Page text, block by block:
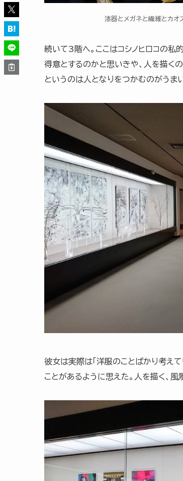
漆器とメガネと繊維とカオ
続いて3階へ。ここはコシノヒロコの私
得意とするのかと思いきや、人を描く
というのは人となりをつかむのがうま
彼女は実際は「洋服のことばかり考え
ことがあるように思えた。人を描く、